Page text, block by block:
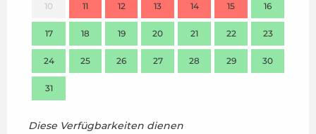
10 11 12 13 14 15 16
17 18 19 20 21 22 23
24 25 26 27 28 29 30
31
Diese Verfügbarkeiten dienen